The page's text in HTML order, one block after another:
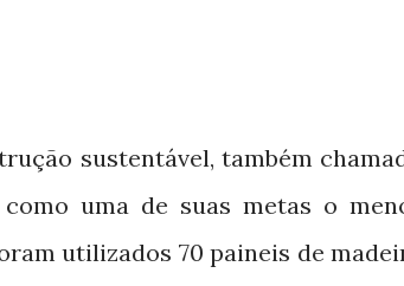
sustentável, também
uma de suas metas o
utilizados 70 paineis de